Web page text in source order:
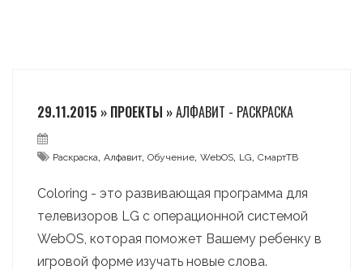
29.11.2015 » ПРОЕКТЫ »АЛФАВИТ - РАСКРАСКА
Раскраска, Алфавит, Обучение, WebOS, LG, СмартТВ
Coloring - это развивающая программа для
телевизоров LG с операционной системой
WebOS, которая поможет Вашему ребенку в
игровой форме изучать новые слова.